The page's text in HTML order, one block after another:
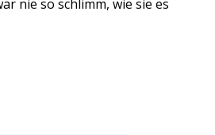
nie so schlimm, wie sie es